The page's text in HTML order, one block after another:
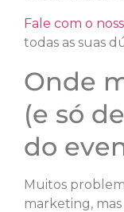
Fale com o
todas as suas
Onde
(e só
do
Muitos
marketing,